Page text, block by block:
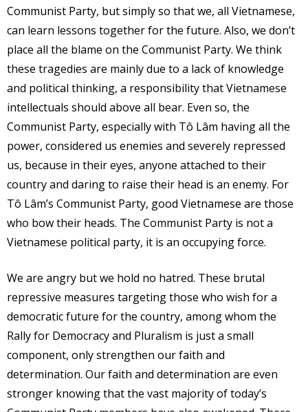
Communist Party, but simply so that we, all Vietnamese,
can learn lessons together for the future. Also, we don’t
place all the blame on the Communist Party. We think
these tragedies are mainly due to a lack of knowledge
and political thinking, a responsibility that Vietnamese
intellectuals should above all bear. Even so, the
Communist Party, especially with Tô Lâm having all the
power, considered us enemies and severely repressed
us, because in their eyes, anyone attached to their
country and daring to raise their head is an enemy. For
Tô Lâm’s Communist Party, good Vietnamese are those
who bow their heads. The Communist Party is not a
Vietnamese political party, it is an occupying force.
We are angry but we hold no hatred. These brutal
repressive measures targeting those who wish for a
democratic future for the country, among whom the
Rally for Democracy and Pluralism is just a small
component, only strengthen our faith and
determination. Our faith and determination are even
stronger knowing that the vast majority of today’s